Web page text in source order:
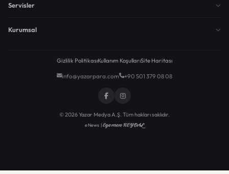
Servisler
Kurumsal
Gizlilik PolitikasıKullanım KoşullarıSite Haritası
info@yazarpara.com +90 501 379 08 08
© 2026 Yazar Medya A.Ş. Tüm hakları saklıdır.
eNews |Egemen KEYDAL